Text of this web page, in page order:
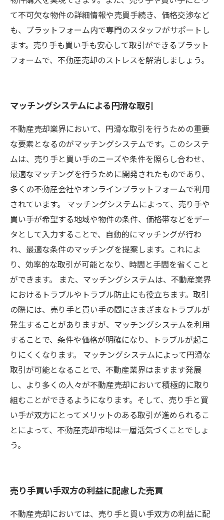
て不可欠な物件の詳細情報や売買手続き、価格交渉など
も、プラットフォーム内で専門のスタッフがサポートし
ます。売り手も買い手も安心して取引ができるプラット
フォームで、不動産売却のストレスを解消しましょう。
マッチングシステムによる円滑な取引
不動産売却業界において、円滑な取引を行うための重要
な要素となるのがマッチングシステムです。このシステ
ムは、売り手と買い手のニーズや条件を照らし合わせ、
最適なマッチングを行うために開発されたものであり、
多くの不動産会社やオンラインプラットフォームで利用
されています。 マッチングシステムによって、売り手や
買い手が希望する地域や物件の条件、価格帯などをデー
タとして入力することで、自動的にマッチングが行わ
れ、最適な条件のマッチングを提案します。これによ
り、効率的な取引が可能となり、時間と手間を省くこと
ができます。 また、マッチングシステムは、不動産業界
におけるトラブルやトラブル防止にも役立ちます。取引
の際には、売り手と買い手の間にさまざまなトラブルが
発生することがありますが、マッチングシステムを利用
することで、条件や価格が明確になり、トラブルが起こ
りにくくなります。 マッチングシステムによって円滑な
取引が可能となることで、不動産業界はますます発展
し、より多くの人々が不動産売却において積極的に取り
組むことができるようになります。そして、売り手と買
い手が双方にとってメリットのある取引が進められるこ
とによって、不動産売却市場は一層活気づくことでしょ
う。
売り手買い手双方の利益に配慮した売買
不動産売却においては、売り手と買い手双方の利益に配